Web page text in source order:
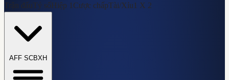
Trận đấuTỷ sốHiệp 1 Cược chấpTài/Xỉu1 X 2
AFF SC